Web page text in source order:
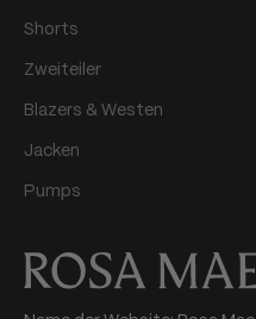
Shorts
Zweiteiler
Blazers & Westen
Jacken
Pumps